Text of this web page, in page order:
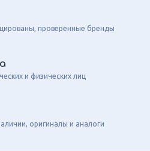
проверенные бренды
и физических лиц
оригиналы и аналоги